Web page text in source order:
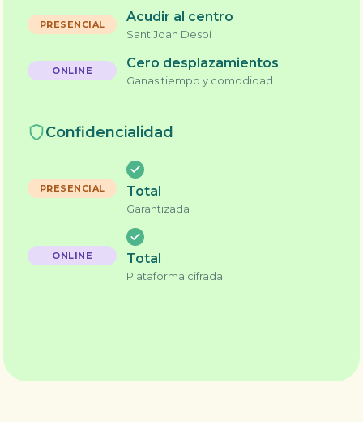
Acudir al centro
Sant Joan Despí
Cero desplazamientos
Ganas tiempo y comodidad
Confidencialidad
Total
Garantizada
Total
Plataforma cifrada